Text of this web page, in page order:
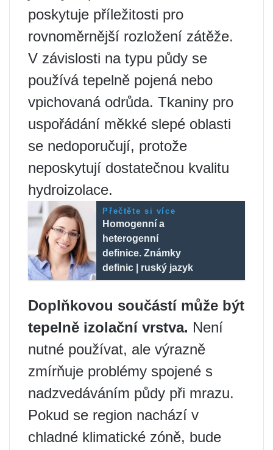
poskytuje příležitosti pro
rovnoměrnější rozložení zátěže.
V závislosti na typu půdy se
používá tepelně pojená nebo
vpichovaná odrůda. Tkaniny pro
uspořádání měkké slepé oblasti
se nedoporučují, protože
neposkytují dostatečnou kvalitu
hydroizolace.
Přečtěte si více
Homogenní a
heterogenní
definice. Známky
definic | ruský jazyk
Doplňkovou součástí může být
tepelně izolační vrstva. Není
nutné používat, ale výrazně
zmírňuje problémy spojené s
nadzvedáváním půdy při mrazu.
Pokud se region nachází v
chladné klimatické zóně, bude